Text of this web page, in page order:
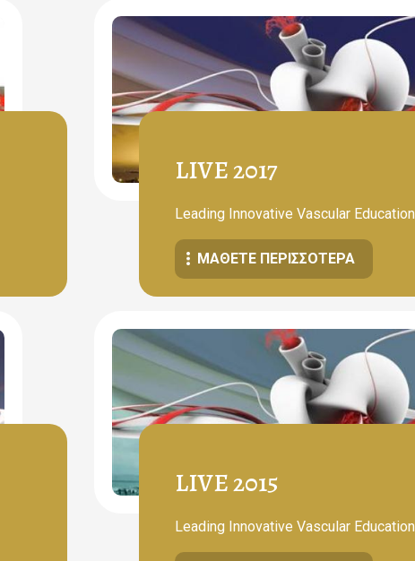
LIVE 2017
Leading Innovative Vascular Education
ΜΆΘΕΤΕ ΠΕΡΙΣΣΌΤΕΡΑ
LIVE 2015
Leading Innovative Vascular Education